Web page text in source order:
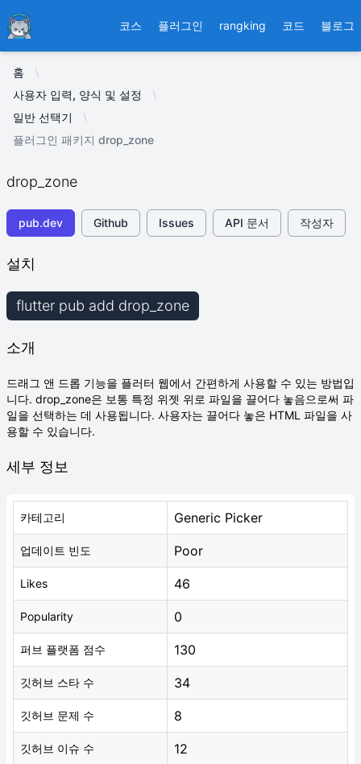
Ducafecat 코스 플러그인 rangking 코드 블로그
홈
사용자 입력, 양식 및 설정
일반 선택기
플러그인 패키지 drop_zone
drop_zone
pub.dev Github Issues API 문서 작성자
설치
flutter pub add drop_zone
소개
드래그 앤 드롭 기능을 플러터 웹에서 간편하게 사용할 수 있는 방법입
니다. drop_zone은 보통 특정 위젯 위로 파일을 끌어다 놓음으로써 파
일을 선택하는 데 사용됩니다. 사용자는 끌어다 놓은 HTML 파일을 사
용할 수 있습니다.
세부 정보
카테고리 Generic Picker
업데이트 빈도 Poor
Likes 46
Popularity 0
퍼브 플랫폼 점수 130
깃허브 스타 수 34
깃허브 문제 수 8
깃허브 이슈 수 12